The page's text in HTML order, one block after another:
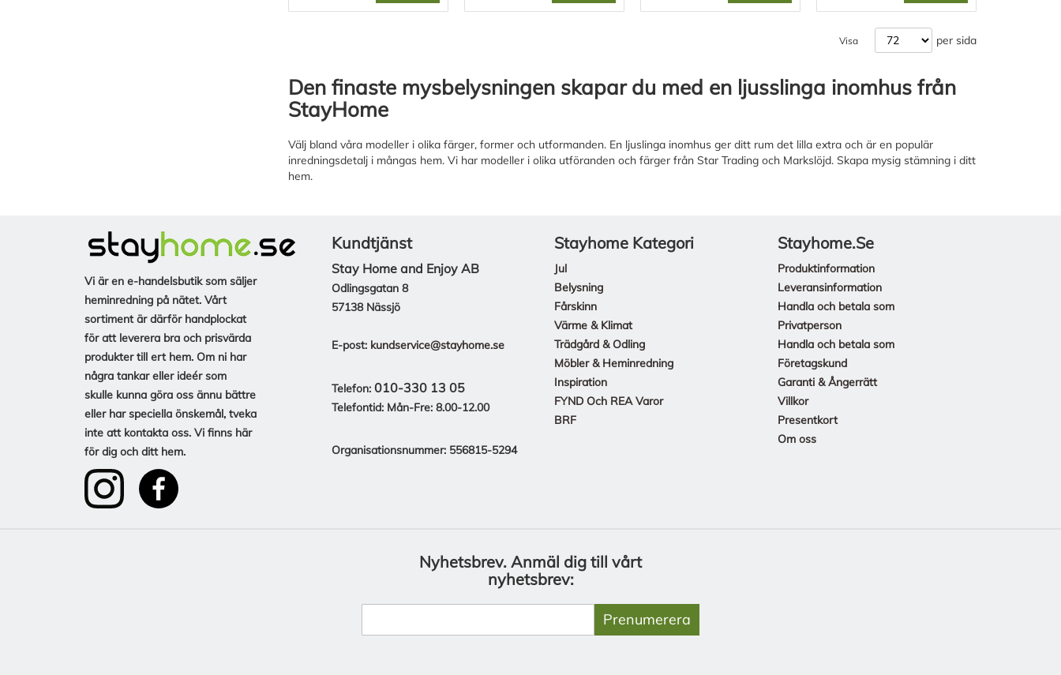
Visa per sida
Den finaste mysbelysningen skapar du med en ljusslinga inomhus från
StayHome
Välj bland våra modeller i olika färger, former och utformanden. En ljuslinga inomhus ger ditt rum det lilla extra och är en populär
inredningsdetalj i mångas hem. Vi har modeller i olika utföranden och färger från Star Trading och Markslöjd. Skapa mysig stämning i ditt
hem.
Vi är en e-handelsbutik som säljer
heminredning på nätet. Vårt
sortiment är därför handplockat
för att leverera bra och prisvärda
produkter till ert hem. Om ni har
några tankar eller ideér som
skulle kunna göra oss ännu bättre
eller har speciella önskemål, tveka
inte att kontakta oss. Vi finns här
för dig och ditt hem.
Kundtjänst
Stay Home and Enjoy AB
Odlingsgatan 8
57138 Nässjö
E-post: kundservice@stayhome.se
Telefon: 010-330 13 05
Telefontid: Mån-Fre: 8.00-12.00
Organisationsnummer: 556815-5294
Stayhome Kategori
Jul
Belysning
Fårskinn
Värme & Klimat
Trädgård & Odling
Möbler & Heminredning
Inspiration
FYND Och REA Varor
BRF
Stayhome.se
Produktinformation
Leveransinformation
Handla och betala som
Privatperson
Handla och betala som
Företagskund
Garanti & Ångerrätt
Villkor
Presentkort
Om oss
Nyhetsbrev. Anmäl dig till vårt
nyhetsbrev:
Prenumerera